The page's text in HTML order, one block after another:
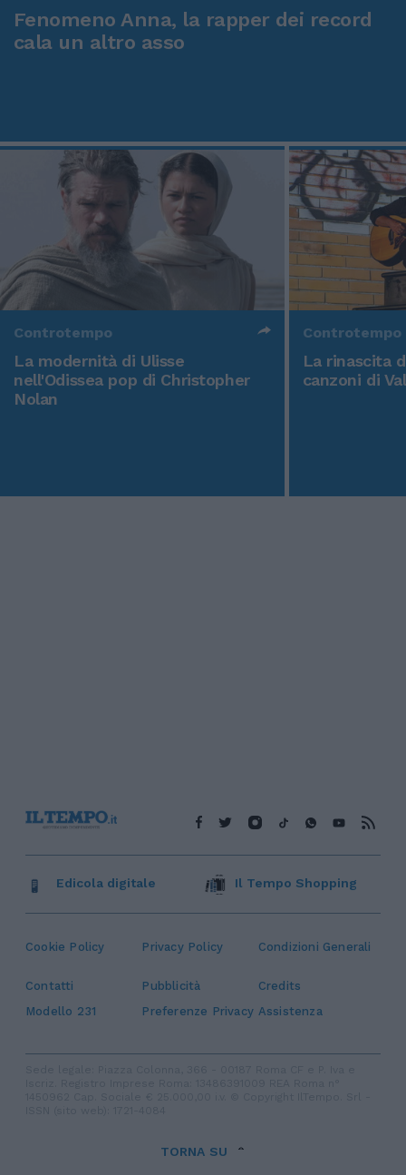
Fenomeno Anna, la rapper dei record
cala un altro asso
Controtempo
La modernità di Ulisse
nell'Odissea pop di Christopher
Nolan
Controtempo
La rinascita
canzoni di
Cookie Policy Privacy Policy Condizioni Generali
Contatti Pubblicità
Credits
Modello 231
Preferenze Privacy Assistenza
Edicola digitale Il Tempo Shopping
TORNA SU